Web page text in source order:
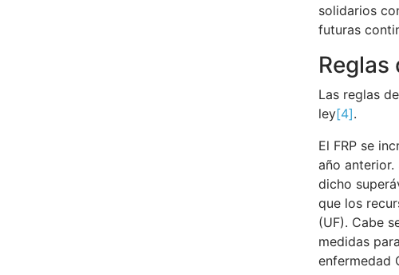
solidarios
futuras
Las reglas
ley[4].
El FRP se
año anterior.
dicho
que los
(UF). Cabe
medidas
enfermedad